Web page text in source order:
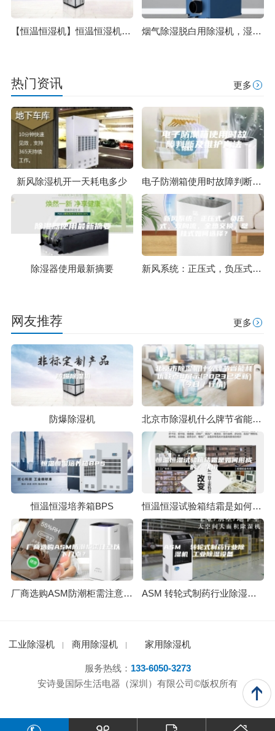
【恒温恒湿机】恒温恒湿机三个常见问题 烟气除湿脱白用除湿机，湿法脱硫烟气除湿脱白技术
热门资讯 更多
新风除湿机开一天耗电多少 电子防潮箱使用时故障判断及维护方法
除湿器使用最新摘要 新风系统：正压式，负压式，双向流，全热交换，壁挂式如何选择？
网友推荐 更多
防爆除湿机 北京市除湿机什么牌节省能耗优缺点#展示(2023已更新)(今日／行情)
恒温恒湿培养箱BPS 恒温恒湿试验箱结霜是如何形成的？快讯
厂商选购ASM防潮柜需注意以下几点？ ASM 转轮式制药行业除湿机 工业除湿设备
工业除湿机 商用除湿机 家用除湿机
服务热线： 133-6050-3273
安诗曼国际生活电器（深圳）有限公司©版权所有